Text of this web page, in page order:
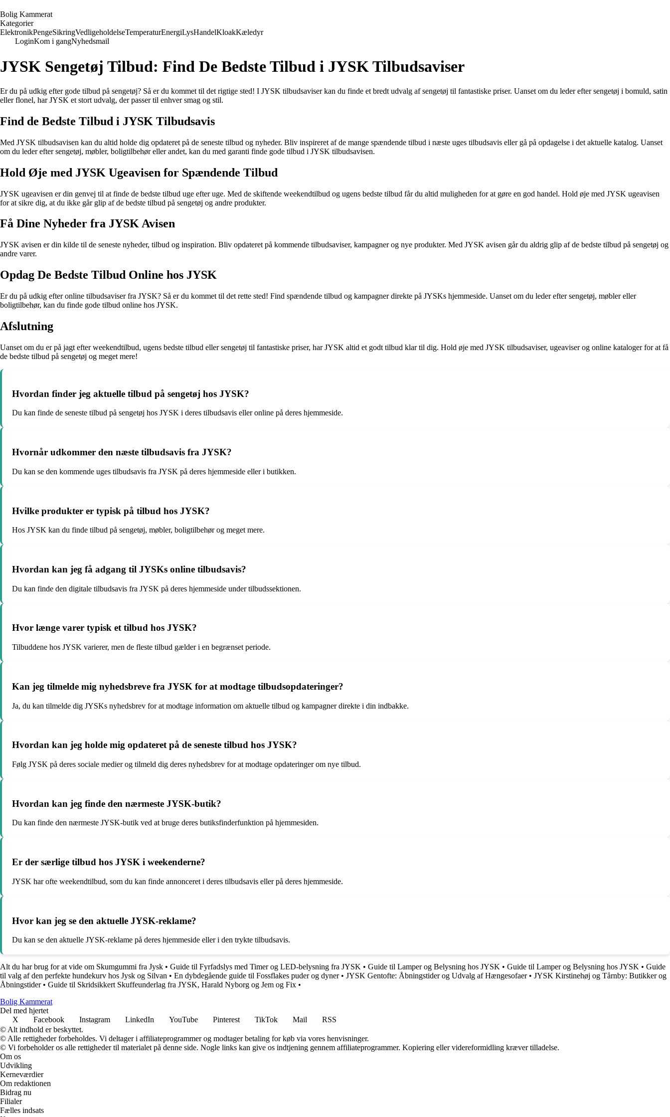
Bolig Kammerat
Kategorier
ElektronikPengeSikringVedligeholdelseTemperaturEnergiLysHandelKloakKæledyr
LoginKom i gangNyhedsmail
JYSK Sengetøj Tilbud: Find De Bedste Tilbud i JYSK Tilbudsaviser
Er du på udkig efter gode tilbud på sengetøj? Så er du kommet til det rigtige sted! I JYSK tilbudsaviser kan du finde et bredt udvalg af sengetøj til fantastiske priser. Uanset om du leder efter sengetøj i bomuld, satin
eller flonel, har JYSK et stort udvalg, der passer til enhver smag og stil.
Find de Bedste Tilbud i JYSK Tilbudsavis
Med JYSK tilbudsavisen kan du altid holde dig opdateret på de seneste tilbud og nyheder. Bliv inspireret af de mange spændende tilbud i næste uges tilbudsavis eller gå på opdagelse i det aktuelle katalog. Uanset
om du leder efter sengetøj, møbler, boligtilbehør eller andet, kan du med garanti finde gode tilbud i JYSK tilbudsavisen.
Hold Øje med JYSK Ugeavisen for Spændende Tilbud
JYSK ugeavisen er din genvej til at finde de bedste tilbud uge efter uge. Med de skiftende weekendtilbud og ugens bedste tilbud får du altid muligheden for at gøre en god handel. Hold øje med JYSK ugeavisen
for at sikre dig, at du ikke går glip af de bedste tilbud på sengetøj og andre produkter.
Få Dine Nyheder fra JYSK Avisen
JYSK avisen er din kilde til de seneste nyheder, tilbud og inspiration. Bliv opdateret på kommende tilbudsaviser, kampagner og nye produkter. Med JYSK avisen går du aldrig glip af de bedste tilbud på sengetøj og
andre varer.
Opdag De Bedste Tilbud Online hos JYSK
Er du på udkig efter online tilbudsaviser fra JYSK? Så er du kommet til det rette sted! Find spændende tilbud og kampagner direkte på JYSKs hjemmeside. Uanset om du leder efter sengetøj, møbler eller
boligtilbehør, kan du finde gode tilbud online hos JYSK.
Afslutning
Uanset om du er på jagt efter weekendtilbud, ugens bedste tilbud eller sengetøj til fantastiske priser, har JYSK altid et godt tilbud klar til dig. Hold øje med JYSK tilbudsaviser, ugeaviser og online kataloger for at få
de bedste tilbud på sengetøj og meget mere!
Hvordan finder jeg aktuelle tilbud på sengetøj hos JYSK?
Du kan finde de seneste tilbud på sengetøj hos JYSK i deres tilbudsavis eller online på deres hjemmeside.
Hvornår udkommer den næste tilbudsavis fra JYSK?
Du kan se den kommende uges tilbudsavis fra JYSK på deres hjemmeside eller i butikken.
Hvilke produkter er typisk på tilbud hos JYSK?
Hos JYSK kan du finde tilbud på sengetøj, møbler, boligtilbehør og meget mere.
Hvordan kan jeg få adgang til JYSKs online tilbudsavis?
Du kan finde den digitale tilbudsavis fra JYSK på deres hjemmeside under tilbudssektionen.
Hvor længe varer typisk et tilbud hos JYSK?
Tilbuddene hos JYSK varierer, men de fleste tilbud gælder i en begrænset periode.
Kan jeg tilmelde mig nyhedsbreve fra JYSK for at modtage tilbudsopdateringer?
Ja, du kan tilmelde dig JYSKs nyhedsbrev for at modtage information om aktuelle tilbud og kampagner direkte i din indbakke.
Hvordan kan jeg holde mig opdateret på de seneste tilbud hos JYSK?
Følg JYSK på deres sociale medier og tilmeld dig deres nyhedsbrev for at modtage opdateringer om nye tilbud.
Hvordan kan jeg finde den nærmeste JYSK-butik?
Du kan finde den nærmeste JYSK-butik ved at bruge deres butiksfinderfunktion på hjemmesiden.
Er der særlige tilbud hos JYSK i weekenderne?
JYSK har ofte weekendtilbud, som du kan finde annonceret i deres tilbudsavis eller på deres hjemmeside.
Hvor kan jeg se den aktuelle JYSK-reklame?
Du kan se den aktuelle JYSK-reklame på deres hjemmeside eller i den trykte tilbudsavis.
Alt du har brug for at vide om Skumgummi fra Jysk • Guide til Fyrfadslys med Timer og LED-belysning fra JYSK • Guide til Lamper og Belysning hos JYSK • Guide til Lamper og Belysning hos JYSK • Guide
til valg af den perfekte hundekurv hos Jysk og Silvan • En dybdegående guide til Fossflakes puder og dyner• JYSK Gentofte: Åbningstider og Udvalg af Hængesofaer• JYSK Kirstinehøj og Tårnby: Butikker og
Åbningstider• Guide til Skridsikkert Skuffeunderlag fra JYSK, Harald Nyborg og Jem og Fix •
Bolig Kammerat
Del med hjertet
X
Facebook Instagram LinkedIn YouTube Pinterest TikTok Mail
RSS
© Alt indhold er beskyttet.
© Alle rettigheder forbeholdes. Vi deltager i affiliateprogrammer og modtager betaling for køb via vores henvisninger.
© Vi forbeholder os alle rettigheder til materialet på denne side. Nogle links kan give os indtjening gennem affiliateprogrammer. Kopiering eller videreformidling kræver tilladelse.
Om os
Udvikling
Kerneværdier
Om redaktionen
Bidrag nu
Filialer
Fælles indsats